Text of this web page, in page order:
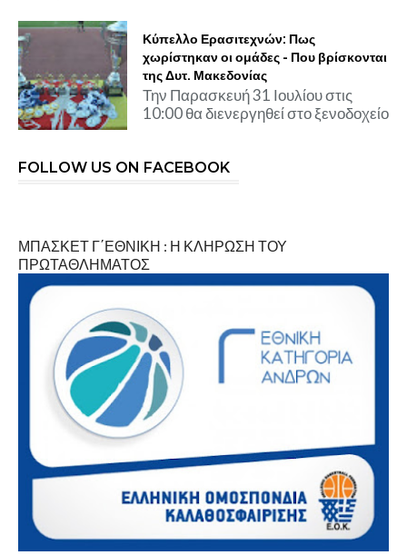
Κύπελλο Ερασιτεχνών: Πως
χωρίστηκαν οι ομάδες - Που βρίσκονται
της Δυτ. Μακεδονίας
Την Παρασκευή 31 Ιουλίου στις
10:00 θα διενεργηθεί στο ξενοδοχείο
FOLLOW US ON FACEBOOK
ΜΠΑΣΚΕΤ Γ΄ΕΘΝΙΚΗ : Η ΚΛΗΡΩΣΗ ΤΟΥ
ΠΡΩΤΑΘΛΗΜΑΤΟΣ